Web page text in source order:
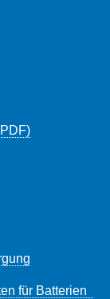
für Batterien